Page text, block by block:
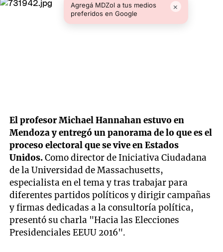
Agregá MDZol a tus medios
preferidos en Google
×
El profesor Michael Hannahan estuvo en
Mendoza y entregó un panorama de lo que es el
proceso electoral que se vive en Estados
Unidos.Como director de Iniciativa Ciudadana
de la Universidad de Massachusetts,
especialista en el tema y tras trabajar para
diferentes partidos políticos y dirigir campañas
y firmas dedicadas a la consultoría política,
presentó su charla "Hacia las Elecciones
Presidenciales EEUU 2016".